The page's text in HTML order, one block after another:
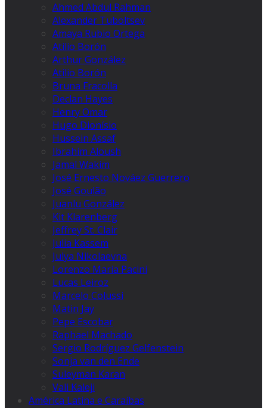
Ahmed Abdul Rahman
Alexander Tuboltsev
Amaya Rubio Ortega
Atilio Borón
Arthur González
Atilio Borón
Bruna Fracolla
Declan Hayes
Henry Omar
Hugo Dionísio
Hussein Assaf
Ibrahim Aloush
Jamal Wakim
José Ernesto Nováez Guerrero
José Goulão
Juanlu González
Kit Klarenberg
Jeffrey St. Clair
Julia Kassem
Julya Nikolaevna
Lorenzo Maria Pacini
Lucas Leiroz
Marcelo Colussi
Matin Jay
Pepe Escobar
Raphael Machado
Sergio Rodríguez Gelfenstein
Sonja van den Ende
Suleyman Karan
Vali Kaleji
América Latina e Caraíbas